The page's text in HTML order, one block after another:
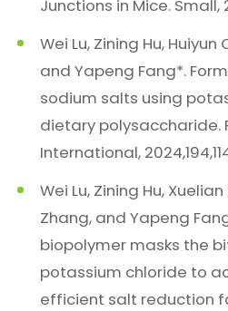
Junctions in Mice. Small,
Wei Lu, Zining Hu, Huiyun
and Yapeng Fang*.
sodium salts using
dietary polysaccharide.
International,
Wei Lu, Zining Hu,
Zhang, and Yapeng
biopolymer masks the
potassium chloride to
efficient salt reduction